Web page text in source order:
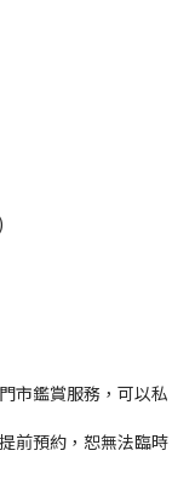
市鑑賞服務，可以私
前預約，恕無法臨時